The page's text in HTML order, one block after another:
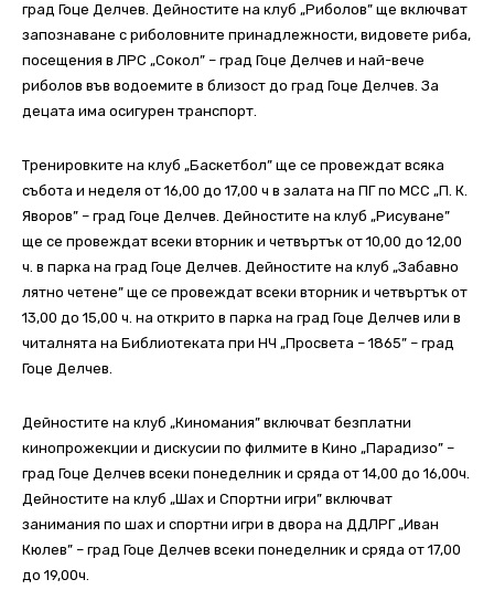
град Гоце Делчев. Дейностите на клуб „Риболов” ще включват
запознаване с риболовните принадлежности, видовете риба,
посещения в ЛРС „Сокол” – град Гоце Делчев и най-вече
риболов във водоемите в близост до град Гоце Делчев. За
децата има осигурен транспорт.
Тренировките на клуб „Баскетбол” ще се провеждат всяка
събота и неделя от 16,00 до 17,00 ч в залата на ПГ по МСС „П. К.
Яворов” – град Гоце Делчев. Дейностите на клуб „Рисуване”
ще се провеждат всеки вторник и четвъртък от 10,00 до 12,00
ч. в парка на град Гоце Делчев. Дейностите на клуб „Забавно
лятно четене” ще се провеждат всеки вторник и четвъртък от
13,00 до 15,00 ч. на открито в парка на град Гоце Делчев или в
читалнята на Библиотеката при НЧ „Просвета – 1865” – град
Гоце Делчев.
Дейностите на клуб „Киномания” включват безплатни
кинопрожекции и дискусии по филмите в Кино „Парадизо” –
град Гоце Делчев всеки понеделник и сряда от 14,00 до 16,00ч.
Дейностите на клуб „Шах и Спортни игри” включват
занимания по шах и спортни игри в двора на ДДЛРГ „Иван
Кюлев” – град Гоце Делчев всеки понеделник и сряда от 17,00
до 19,00ч.